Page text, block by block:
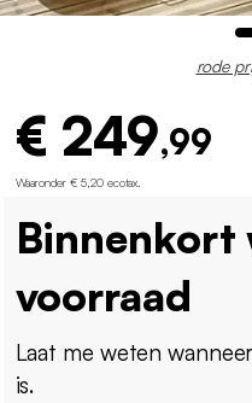
rode
€ 249,99
Waaronder € 5,20 ecotax
Binnenkort
voorraad
Laat me weten
is.